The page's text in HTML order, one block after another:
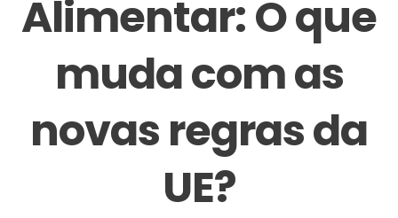
Alimentar: O que
muda com as
novas regras da
UE?